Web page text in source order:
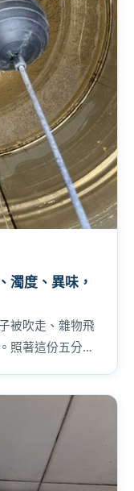
濁度、異味，
被吹走、雜物飛
照著這份五分鐘